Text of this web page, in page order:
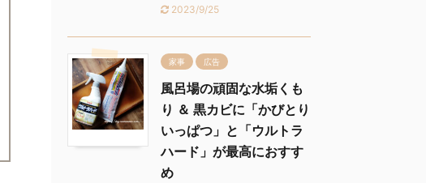
2023/9/25
家事 広告
風呂場の頑固な水垢くも
り ＆ 黒カビに「かびとり
いっぱつ」と「ウルトラ
ハード」が最高におすす
め